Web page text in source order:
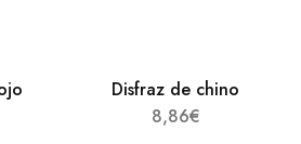
Disfraz de chino
8,86€